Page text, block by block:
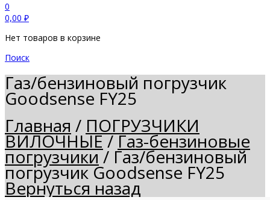
0
0,00 ₽
Нет товаров в корзине
Поиск
Газ/бензиновый погрузчик
Goodsense FY25
Главная / ПОГРУЗЧИКИ
ВИЛОЧНЫЕ/Газ-бензиновые
погрузчики/ Газ/бензиновый
погрузчик Goodsense FY25
Вернуться назад